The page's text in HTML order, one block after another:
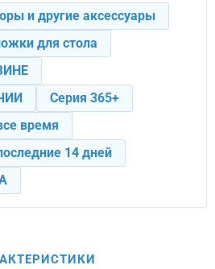
и другие аксессуары
для стола
Серия 365+
время
14 дней